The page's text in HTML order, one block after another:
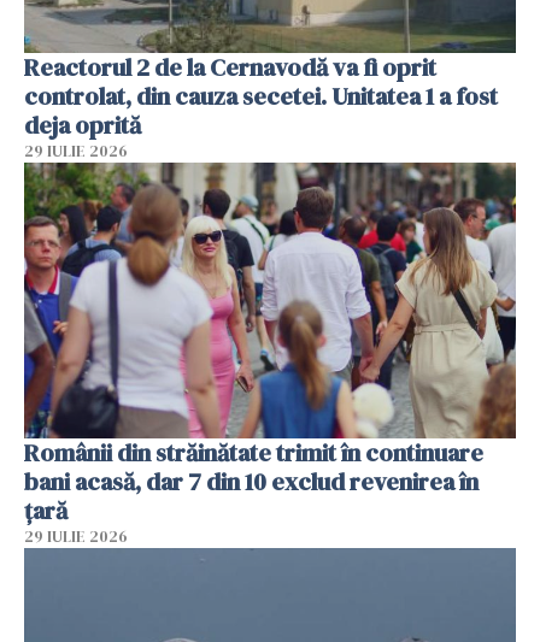
Reactorul 2 de la Cernavodă va fi oprit
controlat, din cauza secetei. Unitatea 1 a fost
deja oprită
29 IULIE 2026
Românii din străinătate trimit în continuare
bani acasă, dar 7 din 10 exclud revenirea în
țară
29 IULIE 2026